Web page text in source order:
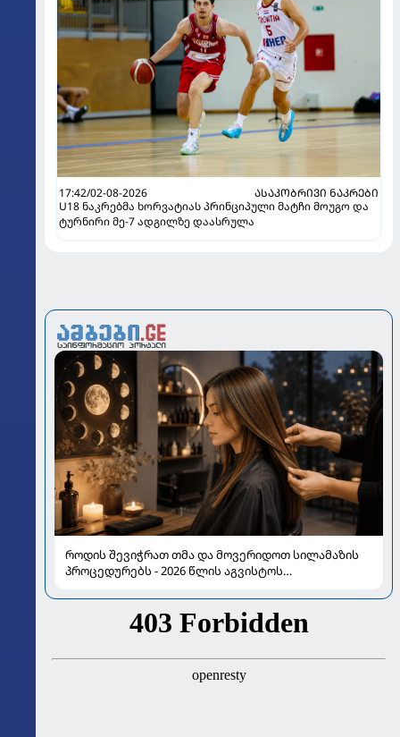
17:42/02-08-2026
ᲐᲡᲐᲙᲝᲑᲠᲘᲕᲘ ᲜᲐᲙᲠᲔᲑᲘ
U18 ნაკრებმა ხორვატიას პრინციპული მატჩი მოუგო და
ტურნირი მე-7 ადგილზე დაასრულა
როდის შევიჭრათ თმა და მოვერიდოთ სილამაზის
პროცედურებს - 2026 წლის აგვისტოს